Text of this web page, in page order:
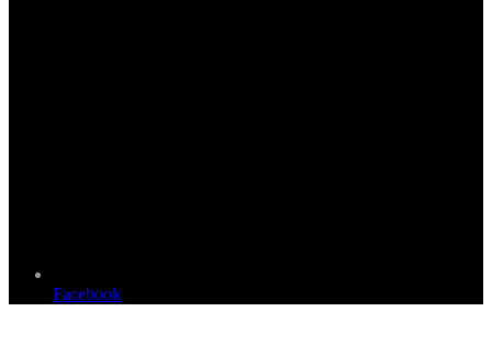
Facebook